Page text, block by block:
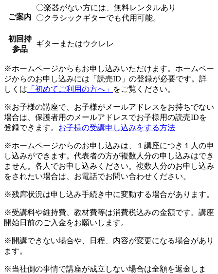
ご案内
〇楽器がない方には、無料レンタルあり
〇クラシックギターでも代用可能。
初回持
参品
ギターまたはウクレレ
※ホームページからもお申し込みいただけます。ホームペー
ジからのお申し込みには「読売ID」の登録が必要です。詳
しくは 「初めてご利用の方へ」 をご覧ください。
※お子様の講座で、お子様がメールアドレスをお持ちでない
場合は、保護者用のメールアドレスでお子様用の読売IDを
登録できます。 お子様の受講申し込みをする方法
※ホームページからのお申し込みは、１講座につき１人の申
し込みができます。代表者の方が複数人分の申し込みはでき
ません。各人でお申し込みください。複数人分のお申し込み
をされたい場合は、お電話でお問い合わせください。
※残席状況は申し込み手続き中に変動する場合があります。
※受講料や維持費、教材費等は消費税込みの金額です。講座
開始日前のご入金をお願いします。
※開講できない場合や、日程、内容が変更になる場合があり
ます。
※当社側の事情で講座が成立しない場合は全額を返金しま